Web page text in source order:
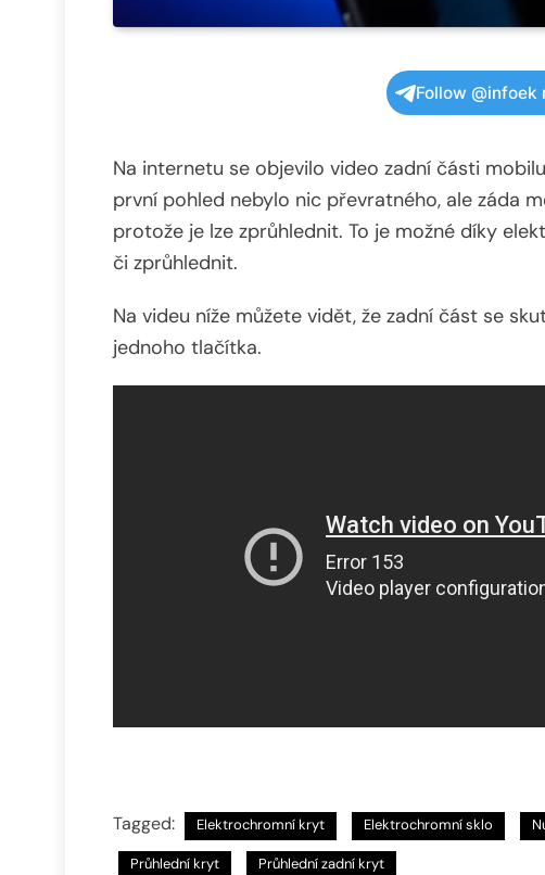
Follow @infoek
Na internetu se objevilo video zadní části mobilu
první pohled nebylo nic převratného, ale záda
protože je lze zprůhlednit. To je možné díky
či zprůhlednit.
Na videu níže můžete vidět, že zadní část se
jednoho tlačítka.
Tagged: Elektrochromní kryt Elektrochromní sklo
Průhlední kryt Průhlední zadní kryt